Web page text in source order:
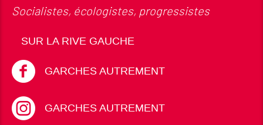
Socialistes, écologistes, progressistes
SUR LA RIVE GAUCHE
GARCHES AUTREMENT
GARCHES AUTREMENT